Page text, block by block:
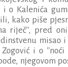
i o Kalenića
kako piše
riječ'', pred
misao
i o
njegovom